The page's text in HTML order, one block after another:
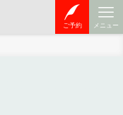
ご予約 メニュー